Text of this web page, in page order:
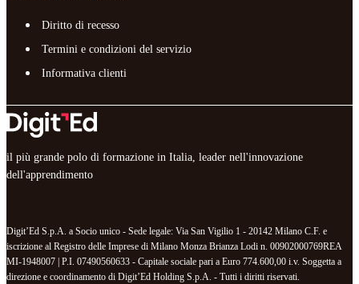
Diritto di recesso
Termini e condizioni del servizio
Informativa clienti
il più grande polo di formazione in Italia, leader nell'innovazione
dell'apprendimento
Digit’Ed S.p.A. a Socio unico - Sede legale: Via San Vigilio 1 - 20142 Milano C.F. e
iscrizione al Registro delle Imprese di Milano Monza Brianza Lodi n. 00902000769REA
MI-1948007 | P.I. 07490560633 - Capitale sociale pari a Euro 774.600,00 i.v. Soggetta a
direzione e coordinamento di Digit’Ed Holding S.p.A. - Tutti i diritti riservati.